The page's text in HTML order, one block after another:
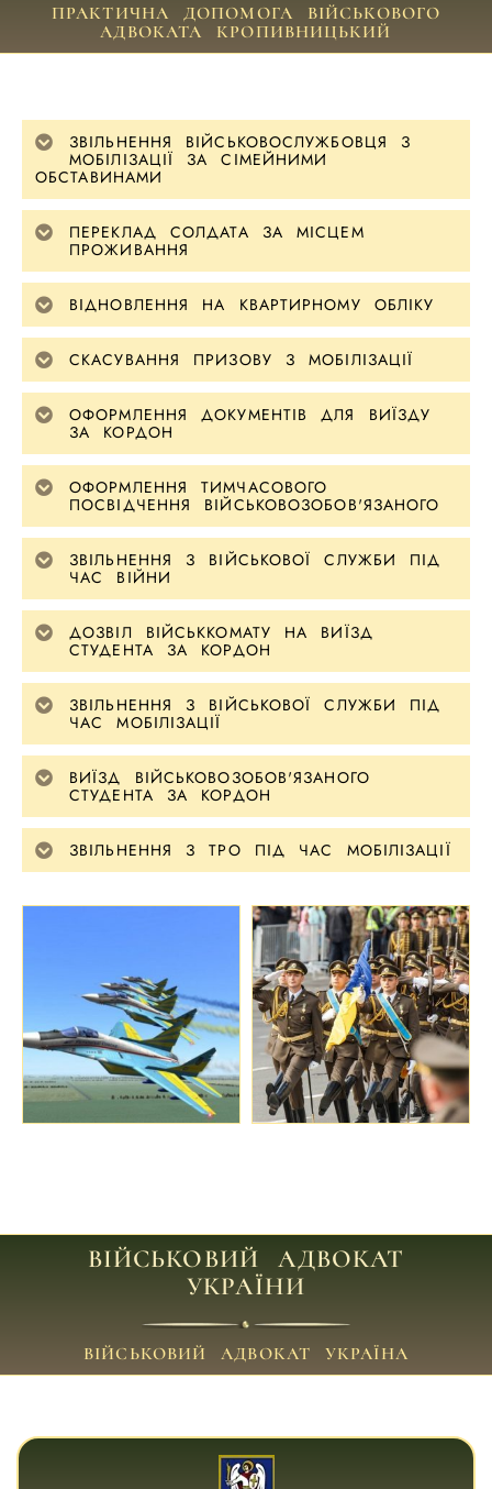
ПРАКТИЧНА ДОПОМОГА ВІЙСЬКОВОГО
АДВОКАТА КРОПИВНИЦЬКИЙ
ЗВІЛЬНЕННЯ ВІЙСЬКОВОСЛУЖБОВЦЯ З
МОБІЛІЗАЦІЇ ЗА СІМЕЙНИМИ
ОБСТАВИНАМИ
ПЕРЕКЛАД СОЛДАТА ЗА МІСЦЕМ
ПРОЖИВАННЯ
ВІДНОВЛЕННЯ НА КВАРТИРНОМУ ОБЛІКУ
СКАСУВАННЯ ПРИЗОВУ З МОБІЛІЗАЦІЇ
ОФОРМЛЕННЯ ДОКУМЕНТІВ ДЛЯ ВИЇЗДУ
ЗА КОРДОН
ОФОРМЛЕННЯ ТИМЧАСОВОГО
ПОСВІДЧЕННЯ ВІЙСЬКОВОЗОБОВ'ЯЗАНОГО
ЗВІЛЬНЕННЯ З ВІЙСЬКОВОЇ СЛУЖБИ ПІД
ЧАС ВІЙНИ
ДОЗВІЛ ВІЙСЬККОМАТУ НА ВИЇЗД
СТУДЕНТА ЗА КОРДОН
ЗВІЛЬНЕННЯ З ВІЙСЬКОВОЇ СЛУЖБИ ПІД
ЧАС МОБІЛІЗАЦІЇ
ВИЇЗД ВІЙСЬКОВОЗОБОВ'ЯЗАНОГО
СТУДЕНТА ЗА КОРДОН
ЗВІЛЬНЕННЯ З ТРО ПІД ЧАС МОБІЛІЗАЦІЇ
ВІЙСЬКОВИЙ АДВОКАТ
УКРАЇНИ
ВІЙСЬКОВИЙ АДВОКАТ УКРАЇНА